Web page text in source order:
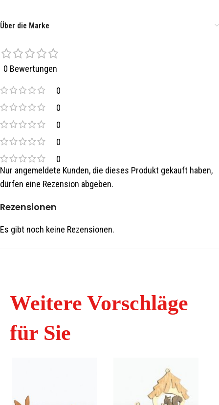
Über die Marke
0 Bewertungen
0
0
0
0
0
Rezensionen
Es gibt noch keine Rezensionen.
Nur angemeldete Kunden, die dieses Produkt gekauft haben,
dürfen eine Rezension abgeben.
Weitere Vorschläge
für Sie